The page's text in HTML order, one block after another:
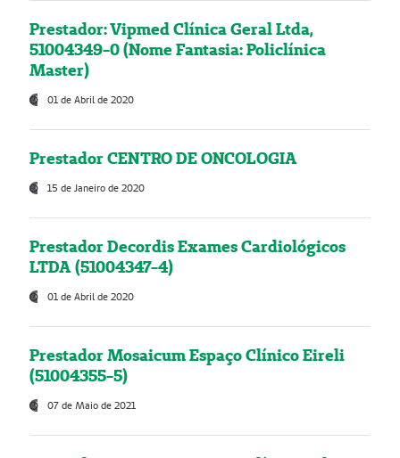
Prestador: Vipmed Clínica Geral Ltda,
51004349-0 (Nome Fantasia: Policlínica
Master)
01 de Abril de 2020
Prestador CENTRO DE ONCOLOGIA
15 de Janeiro de 2020
Prestador Decordis Exames Cardiológicos
LTDA (51004347-4)
01 de Abril de 2020
Prestador Mosaicum Espaço Clínico Eireli
(51004355-5)
07 de Maio de 2021